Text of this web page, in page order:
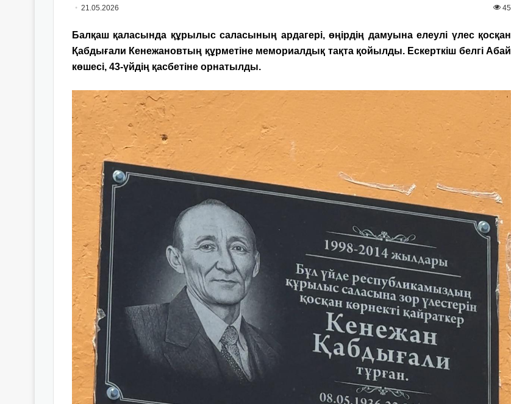
21.05.2026 45
Балқаш қаласында құрылыс саласының ардагері, өңірдің дамуына елеулі үлес қосқан
Қабдығали Кенежановтың құрметіне мемориалдық тақта қойылды. Ескерткіш белгі Абай
көшесі, 43-үйдің қасбетіне орнатылды.